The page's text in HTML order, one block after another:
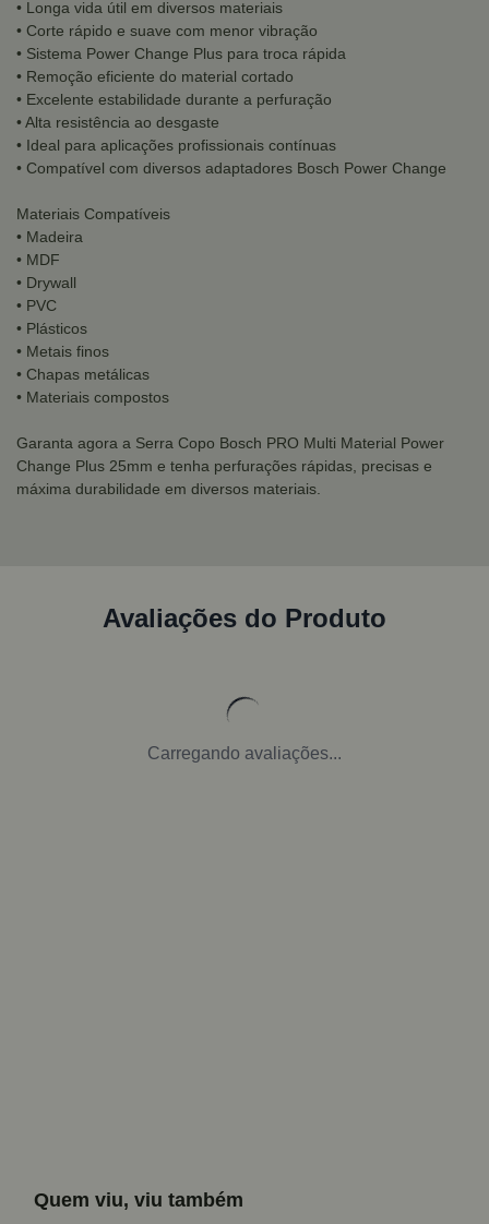
• Longa vida útil em diversos materiais
• Corte rápido e suave com menor vibração
• Sistema Power Change Plus para troca rápida
• Remoção eficiente do material cortado
• Excelente estabilidade durante a perfuração
• Alta resistência ao desgaste
• Ideal para aplicações profissionais contínuas
• Compatível com diversos adaptadores Bosch Power Change
Materiais Compatíveis
• Madeira
• MDF
• Drywall
• PVC
• Plásticos
• Metais finos
• Chapas metálicas
• Materiais compostos
Garanta agora a Serra Copo Bosch PRO Multi Material Power
Change Plus 25mm e tenha perfurações rápidas, precisas e
máxima durabilidade em diversos materiais.
Avaliações do Produto
Carregando avaliações...
Quem viu, viu também